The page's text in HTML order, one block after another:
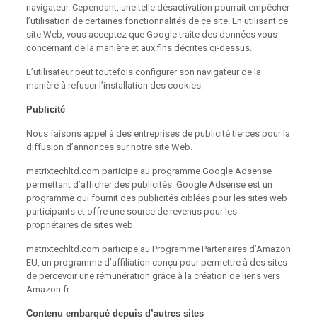
navigateur. Cependant, une telle désactivation pourrait empêcher
l’utilisation de certaines fonctionnalités de ce site. En utilisant ce
site Web, vous acceptez que Google traite des données vous
concernant de la manière et aux fins décrites ci-dessus.
L’utilisateur peut toutefois configurer son navigateur de la
manière à refuser l’installation des cookies.
Publicité
Nous faisons appel à des entreprises de publicité tierces pour la
diffusion d’annonces sur notre site Web.
matrixtechltd.com participe au programme Google Adsense
permettant d’afficher des publicités. Google Adsense est un
programme qui fournit des publicités ciblées pour les sites web
participants et offre une source de revenus pour les
propriétaires de sites web.
matrixtechltd.com participe au Programme Partenaires d’Amazon
EU, un programme d’affiliation conçu pour permettre à des sites
de percevoir une rémunération grâce à la création de liens vers
Amazon.fr.
Contenu embarqué depuis d’autres sites